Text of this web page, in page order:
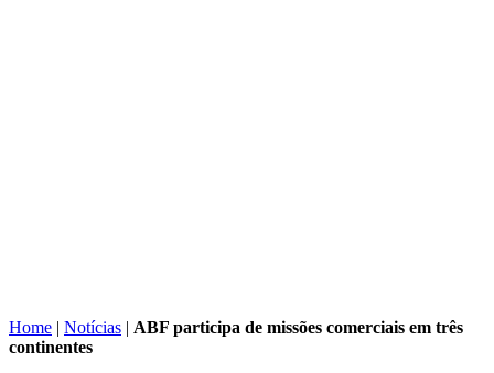
Home | Notícias | ABF participa de missões comerciais em três
continentes